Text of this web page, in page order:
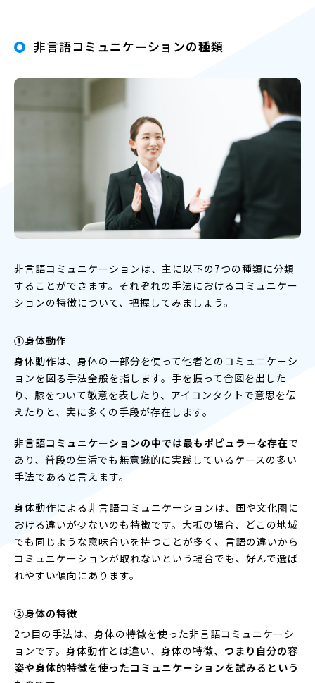
非言語コミュニケーションの種類
非言語コミュニケーションは、主に以下の7つの種類に分類
することができます。それぞれの手法におけるコミュニケー
ションの特徴について、把握してみましょう。
①身体動作
身体動作は、身体の一部分を使って他者とのコミュニケーシ
ョンを図る手法全般を指します。手を振って合図を出した
り、膝をついて敬意を表したり、アイコンタクトで意思を伝
えたりと、実に多くの手段が存在します。
非言語コミュニケーションの中では最もポピュラーな存在で
あり、普段の生活でも無意識的に実践しているケースの多い
手法であると言えます。
身体動作による非言語コミュニケーションは、国や文化圏に
おける違いが少ないのも特徴です。大抵の場合、どこの地域
でも同じような意味合いを持つことが多く、言語の違いから
コミュニケーションが取れないという場合でも、好んで選ば
れやすい傾向にあります。
②身体の特徴
2つ目の手法は、身体の特徴を使った非言語コミュニケーシ
ョンです。身体動作とは違い、身体の特徴、 つまり自分の容
姿や身体的特徴を使ったコミュニケーションを試みるという